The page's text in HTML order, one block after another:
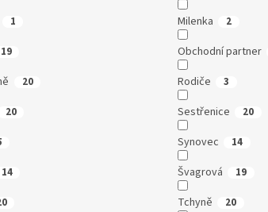
1 Milenka 2
19 Obchodní partner
20 Rodiče 3
20 Sestřenice 20
Synovec 14
14 Švagrová 19
Tchyně 20